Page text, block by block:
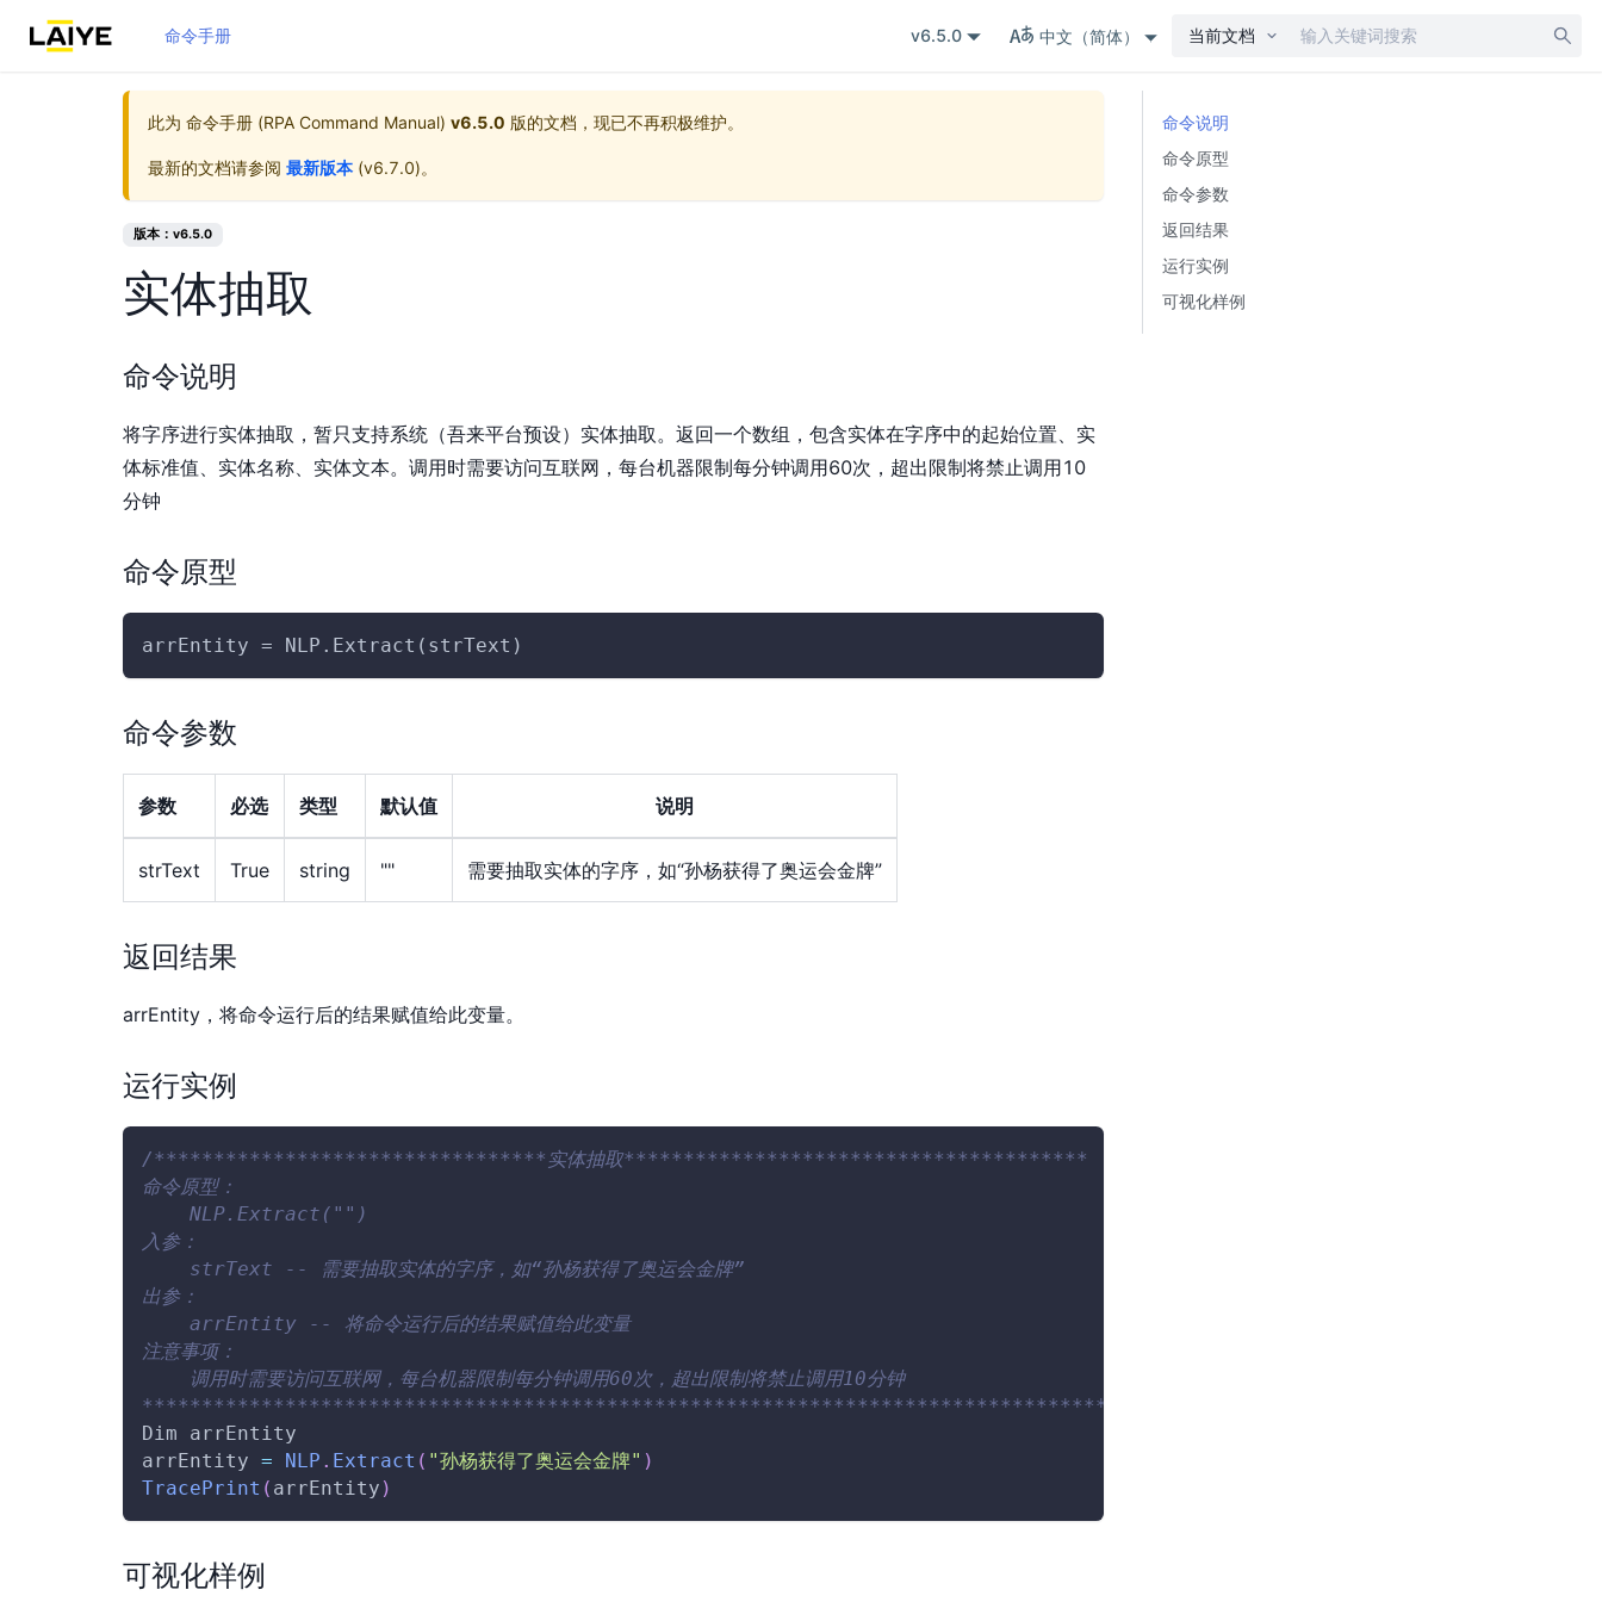
命令手册 v6.5.0 中文（简体） 当前文档
此为 命令手册 (RPA Command Manual) v6.5.0 版的文档，现已不再积极维护。
最新的文档请参阅 最新版本(v6.7.0)。
版本：v6.5.0
实体抽取
命令说明
将字序进行实体抽取，暂只支持系统（吾来平台预设）实体抽取。返回一个数组，包含实体在字序中的起始位置、实
体标准值、实体名称、实体文本。调用时需要访问互联网，每台机器限制每分钟调用60次，超出限制将禁止调用10
分钟
命令原型
arrEntity = NLP.Extract(strText)
命令参数
参数 必选 类型 默认值 说明
strText True string "" 需要抽取实体的字序，如“孙杨获得了奥运会金牌”
返回结果
arrEntity，将命令运行后的结果赋值给此变量。
运行实例
/*********************************实体抽取***************************************
命令原型：
    NLP.Extract("")
入参：
    strText -- 需要抽取实体的字序，如“孙杨获得了奥运会金牌”
出参：
    arrEntity -- 将命令运行后的结果赋值给此变量
注意事项：
    调用时需要访问互联网，每台机器限制每分钟调用60次，超出限制将禁止调用10分钟
**********************************************************************************/
Dim arrEntity
arrEntity = NLP . Extract ( "孙杨获得了奥运会金牌" )
TracePrint ( arrEntity )
可视化样例
命令说明
命令原型
命令参数
返回结果
运行实例
可视化样例